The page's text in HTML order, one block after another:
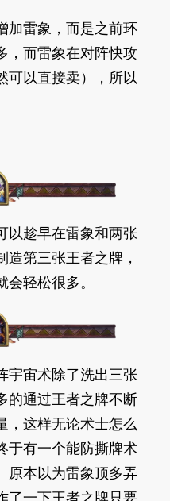
加雷象，而是之前环
，而雷象在对阵快攻
可以直接卖），所以
以趁早在雷象和两张
造第三张王者之牌，
轻松很多。
宇宙术除了洗出三张
的通过王者之牌不断
，这样无论术士怎么
于有一个能防撕牌术
原本以为雷象顶多弄